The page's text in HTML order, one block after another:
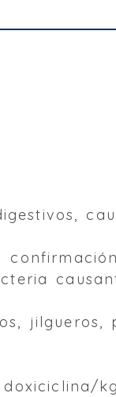
jilgueros,